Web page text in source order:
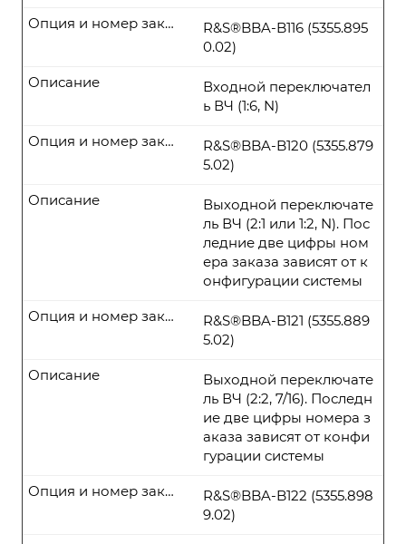
R&S®BBA-B116 (5355.895
0.02)
Опция и номер заказа
Входной переключател
ь ВЧ (1:6, N)
Описание
R&S®BBA-B120 (5355.879
5.02)
Опция и номер заказа
Выходной переключате
ль ВЧ (2:1 или 1:2, N). Пос
ледние две цифры ном
ера заказа зависят от к
онфигурации системы
Описание
R&S®BBA-B121 (5355.889
5.02)
Опция и номер заказа
Выходной переключате
ль ВЧ (2:2, 7/16). Последн
ие две цифры номера з
аказа зависят от конфи
гурации системы
Описание
R&S®BBA-B122 (5355.898
9.02)
Опция и номер заказа